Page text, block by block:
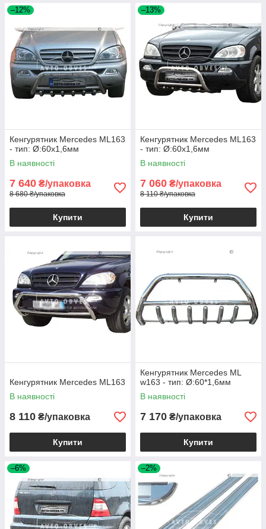
–12%
Кенгурятник Mercedes ML163
- тип: Ø:60х1,6мм
В наявності
7 640 ₴/упаковка
8 680 ₴/упаковка
Купити
–13%
Кенгурятник Mercedes ML163
- тип: Ø:60х1,6мм
В наявності
7 060 ₴/упаковка
8 110 ₴/упаковка
Купити
Кенгурятник Mercedes ML163
В наявності
8 110 ₴/упаковка
Купити
Кенгурятник Mercedes ML
w163 - тип: Ø:60*1,6мм
В наявності
7 170 ₴/упаковка
Купити
–6% –2%